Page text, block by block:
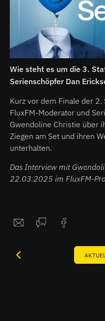
Wie steht es um die 3.
Serienschöpfer Dan
Kurz vor dem Finale der
FluxFM-Moderator und
Gwendoline Christie über
Ziegen am Set und ihren
unterhalten.
Das Interview mit
22.03.2025 im FluxFM-